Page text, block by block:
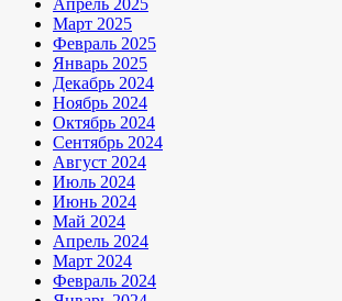
Апрель 2025
Март 2025
Февраль 2025
Январь 2025
Декабрь 2024
Ноябрь 2024
Октябрь 2024
Сентябрь 2024
Август 2024
Июль 2024
Июнь 2024
Май 2024
Апрель 2024
Март 2024
Февраль 2024